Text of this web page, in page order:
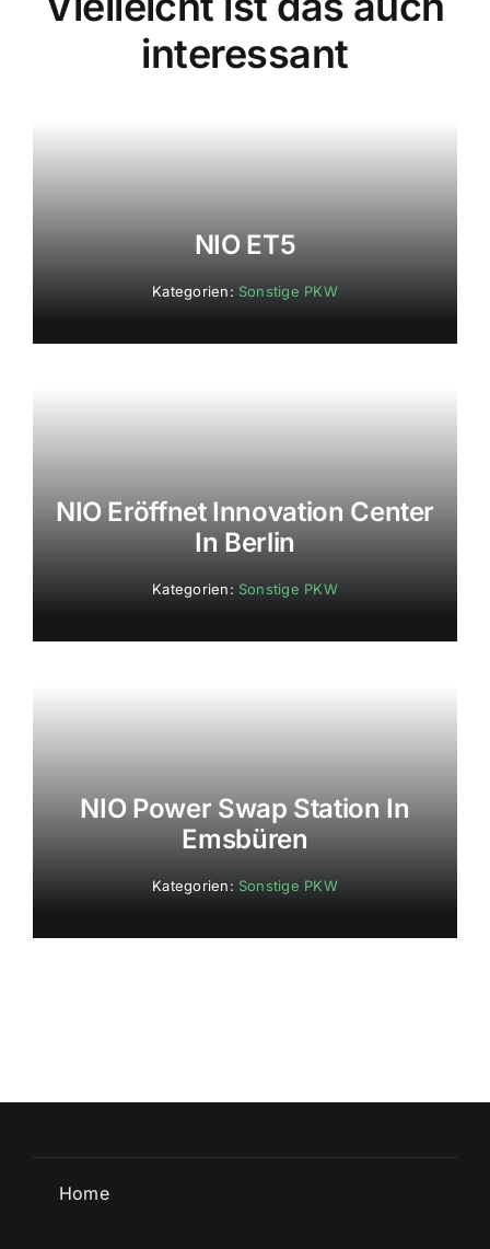
interessant
NIO ET5
Kategorien: Sonstige PKW
NIO Eröffnet Innovation Center
In Berlin
Kategorien: Sonstige PKW
NIO Power Swap Station In
Emsbüren
Kategorien: Sonstige PKW
Home